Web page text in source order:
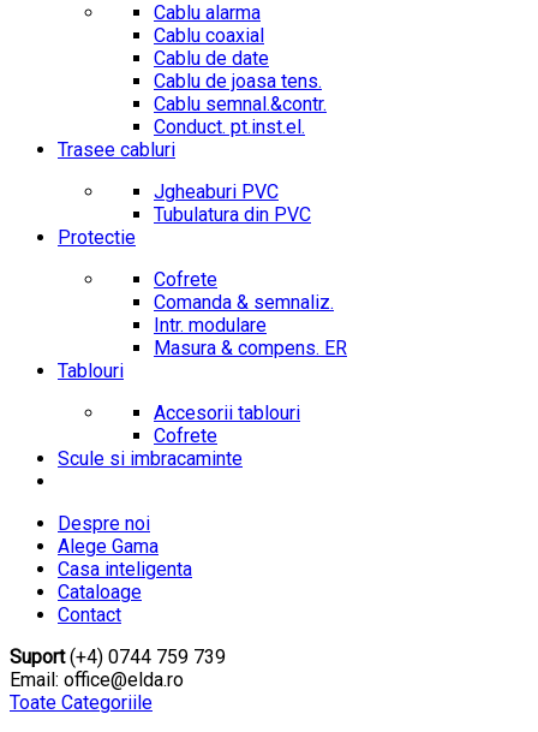
Cablu alarma
Cablu coaxial
Cablu de date
Cablu de joasa tens.
Cablu semnal.&contr.
Conduct. pt.inst.el.
Trasee cabluri
Jgheaburi PVC
Tubulatura din PVC
Protectie
Cofrete
Comanda & semnaliz.
Intr. modulare
Masura & compens. ER
Tablouri
Accesorii tablouri
Cofrete
Scule si imbracaminte
Despre noi
Alege Gama
Casa inteligenta
Cataloage
Contact
Suport(+4) 0744 759 739
Email: office@elda.ro
Toate Categoriile